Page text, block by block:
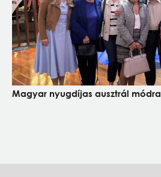
Magyar nyugdíjas ausztrál módra